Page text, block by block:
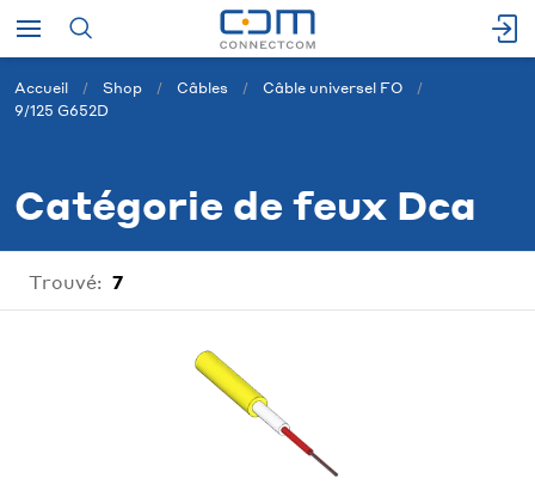
Accueil Shop Câbles
Câble universel FO
9/125 G652D
Catégorie de feux Dca
Trouvé: 7